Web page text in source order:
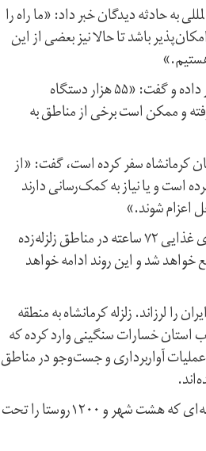
حادثه دیدگان خبر داد: «ما راه را
باشد تا حالا نیز بعضی از این
رئیس جمعیت هلال احمر همچنین از اسکان صددرصدی مردم در مناطق زلزله‌زده خبر داده و گفت: «۵۵ هزار دستگاه
و ممکن است برخی از مناطق به
و روند امدادرسانی روز جمعه ۲۶ آبان، به استان کرمانشاه سفر کرده است، گفت: «از
است و یا نیاز به کمک‌رسانی دارند
رئیس جمعیت هلال احمر، همچنین ضمن اعلام این خبر که از شنبه ۲۷ ابان، بسته‌های غذایی ۷۲ ساعته در مناطق زلزله‌زده
افراد توزیع خواهد شد و این روند ادامه خواهد
کردنشین غرب ایران را لرزاند. زلزله کرمانشاه به منطقه
استان خسارات سنگينی وارد کرده که
آواربرداری و جست‌وجو در مناطق
بر اساس این گزارش، در حال حاضر حدود ۱۰۰ ساعت از زلزله غرب ایران می‌گذرد. زلزله‌ای که هشت شهر و ۱۲۰۰روستا را تحت